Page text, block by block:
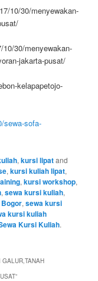
10/30/menyewakan-
30/menyewakan-
jakarta-pusat/
kelapapetojo-
sewa-sofa-
,kursi lipatand
,kursi kuliah lipat,
,kursi workshop,
,sewa kursi kuliah,
,sewa kursi
kursi kuliah
Kursi Kuliah.
”